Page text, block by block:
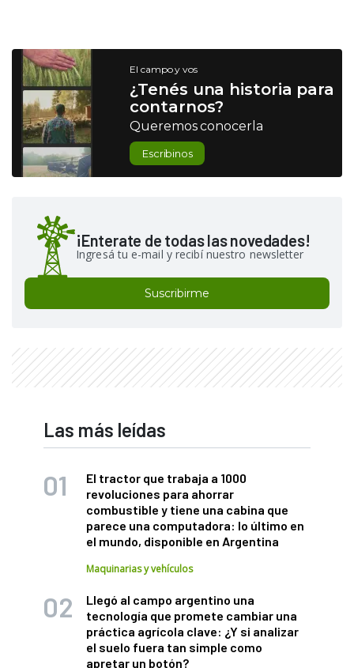
El campo y vos
¿Tenés una historia para
contarnos?
Queremos conocerla
Escribinos
¡Enterate de todas las novedades!
Ingresá tu e-mail y recibí nuestro newsletter
Suscribirme
Las más leídas
El tractor que trabaja a 1000
revoluciones para ahorrar
combustible y tiene una cabina que
parece una computadora: lo último en
el mundo, disponible en Argentina
Maquinarias y vehículos
Llegó al campo argentino una
tecnología que promete cambiar una
práctica agrícola clave: ¿Y si analizar
el suelo fuera tan simple como
apretar un botón?